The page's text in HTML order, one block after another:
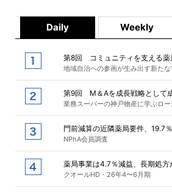
Daily Weekly
第8回 コミュニティを支える薬
地域自治への参画が生み出す新たな
第9回 M＆Aを成長戦略として
業務スーパーの神戸物産に学ぶロ
門前減算の近隣薬局要件、19.7
NPhA会員調査
薬局事業は4.7％減益、長期処方
クオールHD・26年4〜6月期